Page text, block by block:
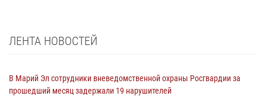
ЛЕНТА НОВОСТЕЙ
В Марий Эл сотрудники вневедомственной охраны Росгвардии за
прошедший месяц задержали 19 нарушителей